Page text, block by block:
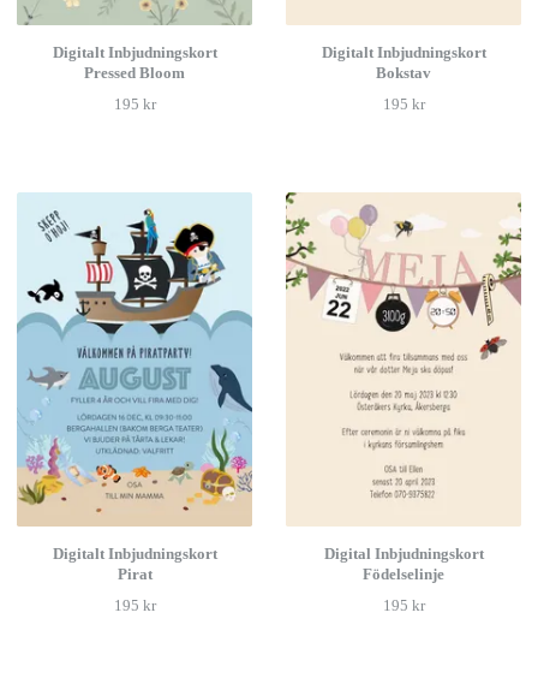
Digitalt Inbjudningskort
Pressed Bloom
195 kr
Digitalt Inbjudningskort
Bokstav
195 kr
Digitalt Inbjudningskort
Pirat
195 kr
Digital Inbjudningskort
Födelselinje
195 kr